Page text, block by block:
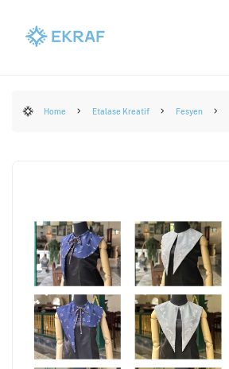
Home Etalase Kreatif Fesyen